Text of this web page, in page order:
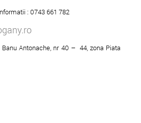
: 0743 661 782
Antonache, nr 40 – 44, zona Piata